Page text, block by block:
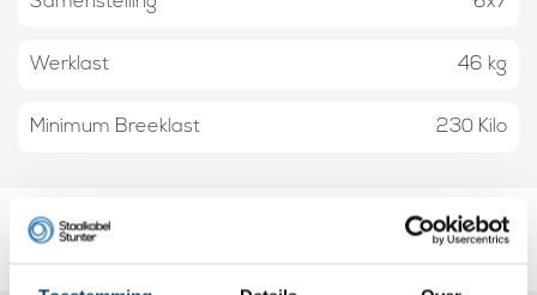
Werklast 46 kg
Minimum Breeklast 230 Kilo